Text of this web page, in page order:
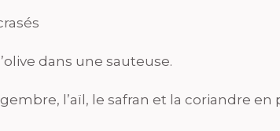
dans une sauteuse.
l’aïl, le safran et la coriandre en